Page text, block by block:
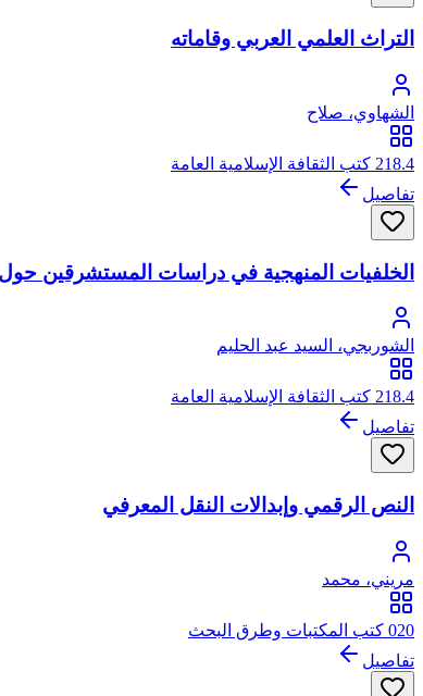
التراث العلمي العربي وقاماته
الشهاوي، صلاح
218.4 كتب الثقافة الإسلامية العامة
تفاصيل
الخلفيات المنهجية في دراسات المستشرقين حول
الشوربجي، السيد عبد الحليم
218.4 كتب الثقافة الإسلامية العامة
تفاصيل
النص الرقمي وإبدالات النقل المعرفي
مريني، محمد
020 كتب المكتبات وطرق البحث
تفاصيل